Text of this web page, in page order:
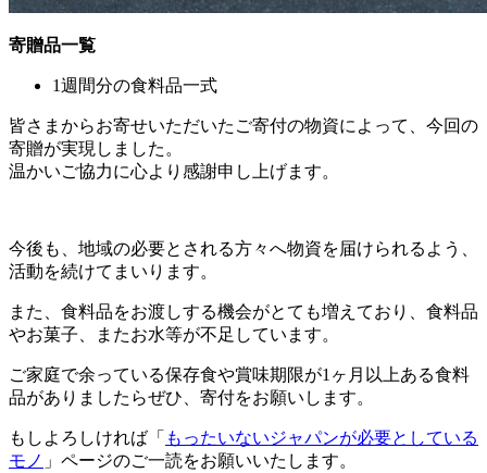
寄贈品一覧
1週間分の食料品一式
皆さまからお寄せいただいたご寄付の物資によって、今回の
寄贈が実現しました。
温かいご協力に心より感謝申し上げます。
今後も、地域の必要とされる方々へ物資を届けられるよう、
活動を続けてまいります。
また、食料品をお渡しする機会がとても増えており、食料品
やお菓子、またお水等が不足しています。
ご家庭で余っている保存食や賞味期限が1ヶ月以上ある食料
品がありましたらぜひ、寄付をお願いします。
もしよろしければ「 もったいないジャパンが必要としている
モノ 」ページのご一読をお願いいたします。